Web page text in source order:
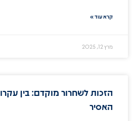
קרא עוד »
מרץ 12, 2025
הזכות לשחרור מוקדם: בין
האסיר